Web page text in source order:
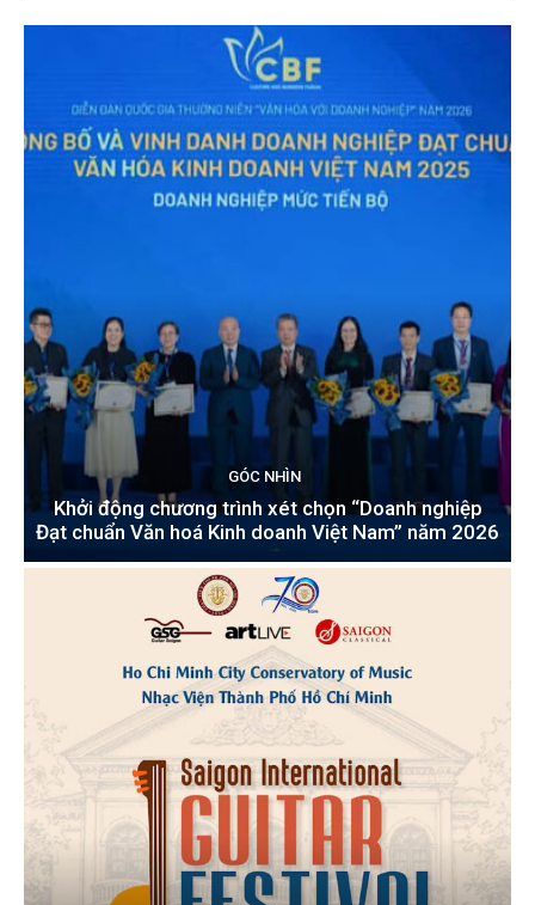
GÓC NHÌN
Khởi động chương trình xét chọn “Doanh nghiệp
Đạt chuẩn Văn hoá Kinh doanh Việt Nam” năm 2026